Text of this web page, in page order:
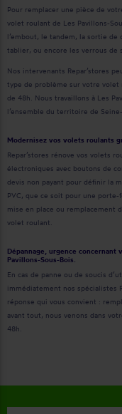
Pour remplacer une pièce de
volet roulant de Les Pavillons-
l’embout, le tandem, la sortie de
tablier, ou encore les verrous de
Nos intervenants Repar’stores
type de problème sur votre
de 48h. Nous travaillons à Les
l’ensemble du territoire de
Modernisez vos volets roulants
Repar’stores rénove vos volets
électroniques avec boutons de
devis non payant pour définir la
PVC, que ce soit pour une
mise en place ou remplacement
volet roulant.
Dépannage, urgence concernant
Pavillons-Sous-Bois.
En cas de panne ou de soucis
immédiatement nos spécialistes
réponse qui vous convient :
avant tout, nous venons dans
48h.